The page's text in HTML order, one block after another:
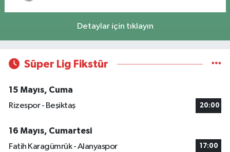
Detaylar için tıklayın
Süper Lig Fikstür
15 Mayıs, Cuma
Rizespor - Beşiktaş
20:00
16 Mayıs, Cumartesi
Fatih Karagümrük - Alanyaspor
17:00